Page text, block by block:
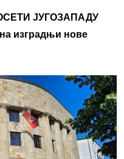
ЈУГОЗАПАДУ
изградњи нове